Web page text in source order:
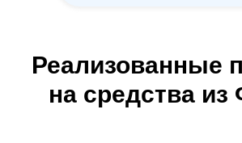
Реализованные
на средства